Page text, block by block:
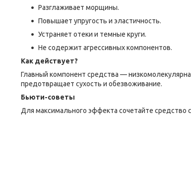
Разглаживает морщины.
Повышает упругость и эластичность.
Устраняет отеки и темные круги.
Не содержит агрессивных компонентов.
Как действует?
Главный компонент средства —
предотвращает сухость и обезвоживание.
Бьюти-советы
Для максимального эффекта сочетайте средство